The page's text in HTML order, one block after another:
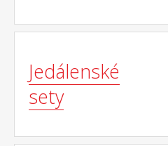
Jedálenské
sety